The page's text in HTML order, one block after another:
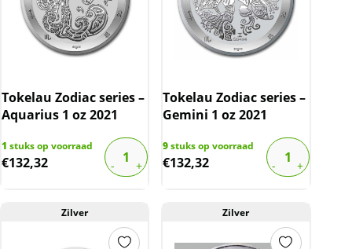
Tokelau Zodiac series –
Aquarius 1 oz 2021
1 stuks op voorraad
€132,32
Tokelau Zodiac series –
Gemini 1 oz 2021
9stuks op voorraad
€132,32
Zilver Zilver